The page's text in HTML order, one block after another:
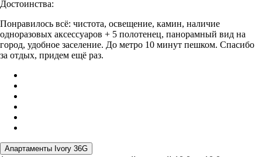
Достоинства:
Понравилось всё: чистота, освещение, камин, наличие
одноразовых аксессуаров + 5 полотенец, панорамный вид на
город, удобное заселение. До метро 10 минут пешком. Спасибо
за отдых, придем ещё раз.
Апартаменты Ivory 36G